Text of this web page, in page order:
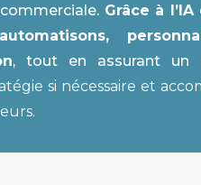
Grâce à l’IA
, tout en assurant un
si nécessaire et